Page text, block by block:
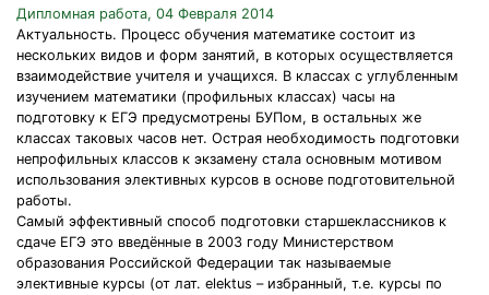
Дипломная работа, 04 Февраля 2014
Актуальность. Процесс обучения математике состоит из
нескольких видов и форм занятий, в которых осуществляется
взаимодействие учителя и учащихся. В классах с углубленным
изучением математики (профильных классах) часы на
подготовку к ЕГЭ предусмотрены БУПом, в остальных же
классах таковых часов нет. Острая необходимость подготовки
непрофильных классов к экзамену стала основным мотивом
использования элективных курсов в основе подготовительной
работы.
Самый эффективный способ подготовки старшеклассников к
сдаче ЕГЭ это введённые в 2003 году Министерством
образования Российской Федерации так называемые
элективные курсы (от лат. elektus – избранный, т.е. курсы по